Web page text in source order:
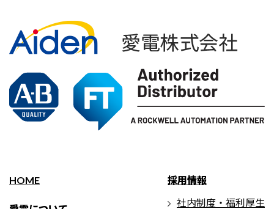
HOME
採用情報
社内制度・福利厚生